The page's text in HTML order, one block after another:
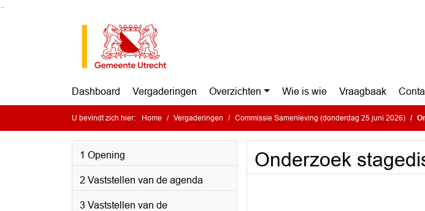
Dashboard Vergaderingen Overzichten Wie is wie Vraagbaak
U bevindt zich hier: Home Vergaderingen Commissie Samenleving (donderdag 25 juni 2026)
1 Opening
2 Vaststellen van de agenda
3 Vaststellen van de
Onderzoek